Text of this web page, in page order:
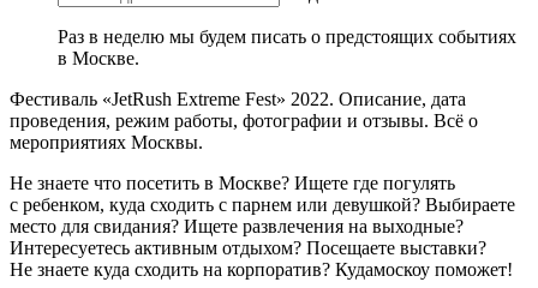
Раз в неделю мы будем писать о предстоящих событиях
в Москве.
Фестиваль «JetRush Extreme Fest» 2022. Описание, дата
проведения, режим работы, фотографии и отзывы. Всё о
мероприятиях Москвы.
Не знаете что посетить в Москве? Ищете где погулять
с ребенком, куда сходить с парнем или девушкой? Выбираете
место для свидания? Ищете развлечения на выходные?
Интересуетесь активным отдыхом? Посещаете выставки?
Не знаете куда сходить на корпоратив? Кудамоскоу поможет!